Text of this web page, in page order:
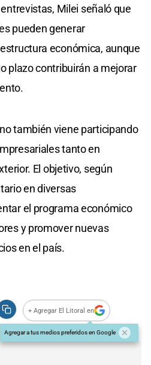
Milei señaló que
pueden generar
económica, aunque
plazo contribuirán a mejorar
también viene participando
tanto en
El objetivo, según
en diversas
el programa económico
y promover nuevas
en el país.
+ Agregar El Litoral en
Agregar a tus medios preferidos en Google